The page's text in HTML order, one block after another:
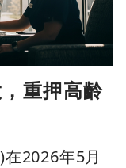
重押高齡
2026年5月